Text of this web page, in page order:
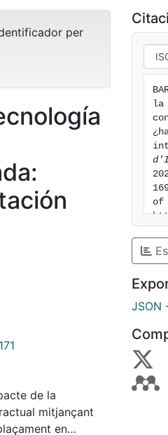
per
de la
mitjançant
en
la
of
JSON